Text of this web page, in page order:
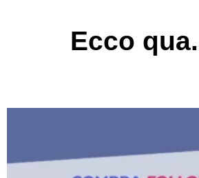
Ecco